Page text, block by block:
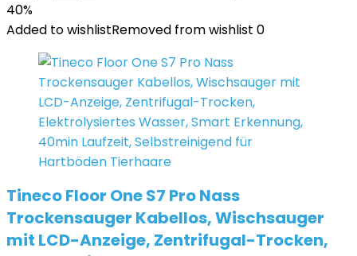
40%
Added to wishlistRemoved from wishlist 0
Tineco Floor One S7 Pro Nass
Trockensauger Kabellos, Wischsauger
mit LCD-Anzeige, Zentrifugal-Trocken,